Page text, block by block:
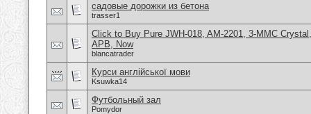
садовые дорожки из бетона
trasser1
Click to Buy Pure JWH-018, AM-2201, 3-MMC
APB, Now
blancatrader
Курси англійської мови
Ksuwka14
Футбольный зал
Pomydor